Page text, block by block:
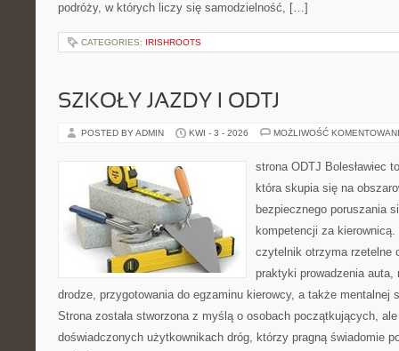
podróży, w których liczy się samodzielność, […]
CATEGORIES: IRISHROOTS
SZKOŁY JAZDY I ODTJ
POSTED BY ADMIN KWI - 3 - 2026 MOŻLIWOŚĆ
strona ODTJ Bolesławiec
która skupia się na
bezpiecznego poruszania
kompetencji za
czytelnik otrzyma rzetelne
praktyki prowadzenia auta,
drodze, przygotowania do egzaminu kierowcy, a także mentalnej
Strona została stworzona z myślą o osobach początkujących,
doświadczonych użytkownikach dróg, którzy pragną świadomie